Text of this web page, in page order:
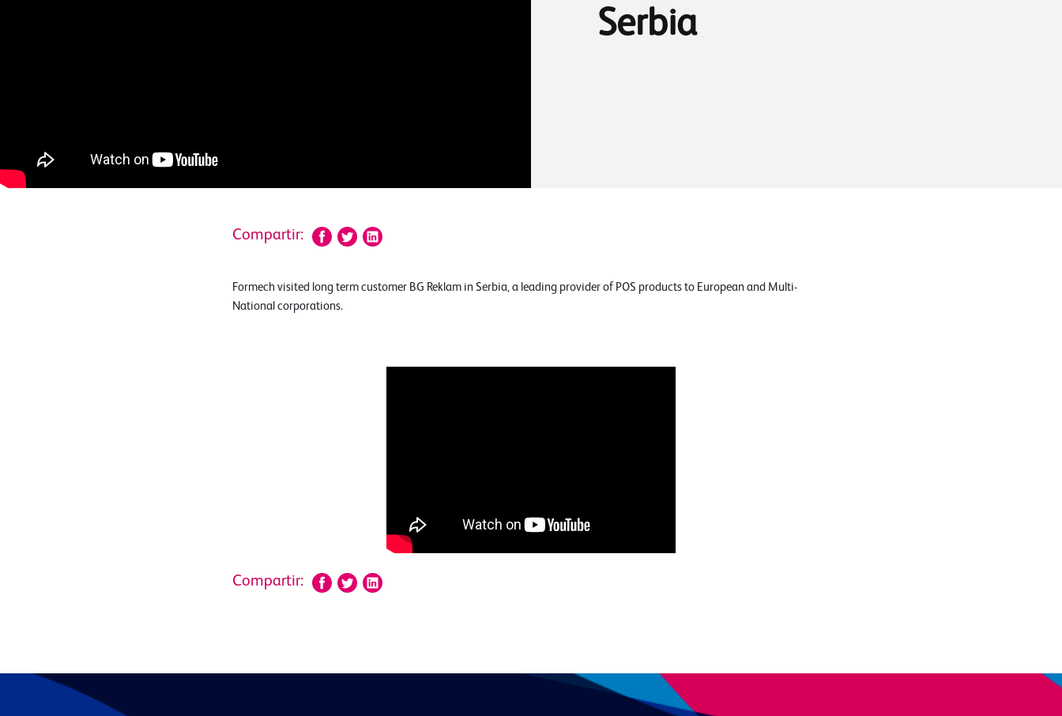
Serbia
Compartir:
Formech visited long term customer BG Reklam in Serbia, a leading provider of POS products to European and Multi-
National corporations.
Compartir: